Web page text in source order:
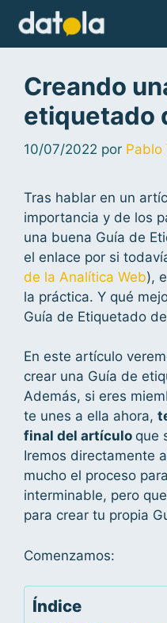
Creando
etiquetado
10/07/2022 por Pablo
Tras hablar en un
importancia y de los
una buena Guía de
el enlace por si
de la Analítica Web),
la práctica. Y qué
Guía de Etiquetado
En este artículo
crear una Guía de
Además, si eres
te unes a ella ahora,
final del artículo que
Iremos directamente
mucho el proceso
interminable, pero
para crear tu propia
Comenzamos:
Índice